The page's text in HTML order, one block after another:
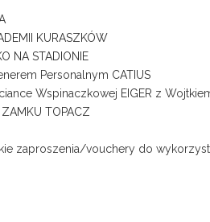
KURASZKÓW
NA STADIONIE
Personalnym CATIUS
Wspinaczkowej EIGER z
ZAMKU TOPACZ
zaproszenia/vouchery do